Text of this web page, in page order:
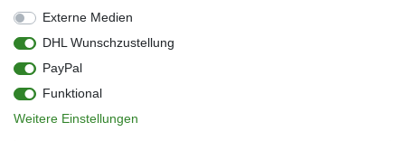
Widerrufs­recht
Kontakt
Barrierefreiheitserklärung
Zahlung & Versand
Vertrag widerrufen
Externe Medien
DHL Wunschzustellung
PayPal
Funktional
Weitere Einstellungen